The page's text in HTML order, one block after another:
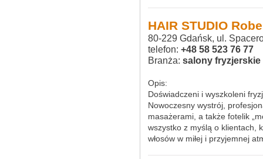
HAIR STUDIO
80-229 Gdańsk, ul.
telefon: +48 58 523 76 77
Branża: salony fryzjerskie
Opis:
Doświadczeni i wyszkoleni
Nowoczesny wystrój,
masażerami, a także fotelik
wszystko z myślą o klientach,
włosów w miłej i przyjemnej